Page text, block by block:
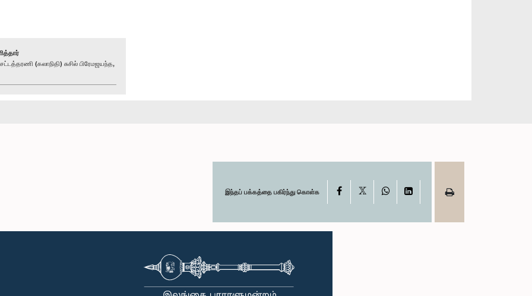
(கலாநிதி) சுசில் பிரேமஜயந்த,
இந்தப் பக்கத்தை பகிர்ந்து கொள்க Facebook WhatsAppLinkedIn